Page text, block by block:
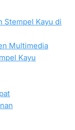
Stempel Kayu di
Multimedia
Kayu